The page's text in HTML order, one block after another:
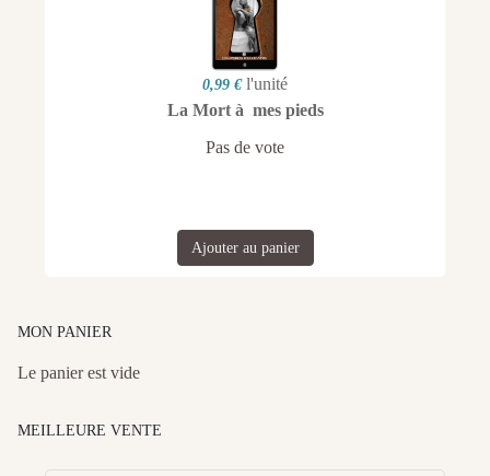
0,99 € l'unité
La Mort à mes pieds
Pas de vote
Ajouter au panier
MON PANIER
Le panier est vide
MEILLEURE VENTE